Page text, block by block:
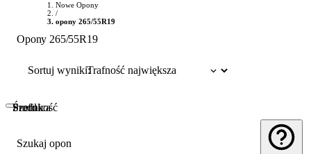
Nowe Opony
/
opony 265/55R19
Opony 265/55R19
Sortuj wyniki:
Szukaj opon
Szerokość
Profil
Średnica